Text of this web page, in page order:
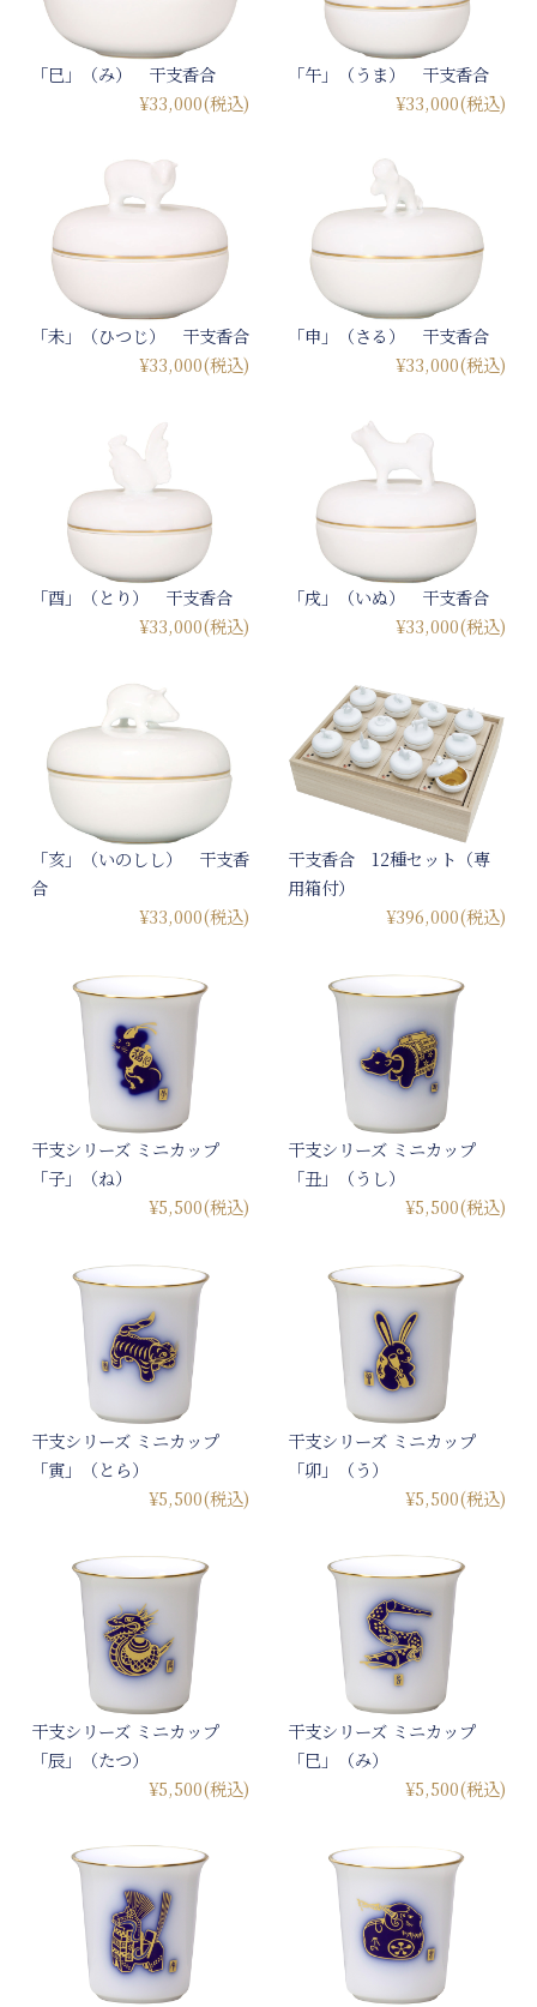
「巳」（み） 干支香合
¥33,000(税込)
「午」（うま） 干支香合
¥33,000(税込)
「未」（ひつじ） 干支香合
¥33,000(税込)
「申」（さる） 干支香合
¥33,000(税込)
「酉」（とり） 干支香合
¥33,000(税込)
「戌」（いぬ） 干支香合
¥33,000(税込)
「亥」（いのしし） 干支香
合
¥33,000(税込)
干支香合 12種セット（専
用箱付）
¥396,000(税込)
干支シリーズ ミニカップ
「子」（ね）
¥5,500(税込)
干支シリーズ ミニカップ
「丑」（うし）
¥5,500(税込)
干支シリーズ ミニカップ
「寅」（とら）
¥5,500(税込)
干支シリーズ ミニカップ
「卯」（う）
¥5,500(税込)
干支シリーズ ミニカップ
「辰」（たつ）
¥5,500(税込)
干支シリーズ ミニカップ
「巳」（み）
¥5,500(税込)